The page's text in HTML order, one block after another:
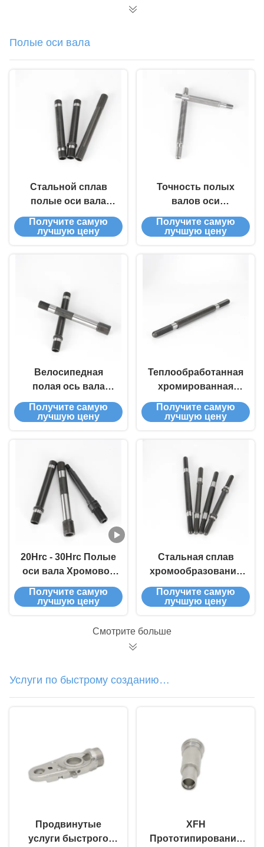
Полые оси вала
Стальной сплав
полые оси вала
Толерантность
точности до 0,005
Получите самую
лучшую цену
Точность полых
валов оси
индивидуальный
внутренний диаметр
Получите самую
лучшую цену
Велосипедная
полая ось вала
ржавчина
устойчивая
Получите самую
лучшую цену
Теплообработанная
хромированная
сталь твердое
валовой оси длина
Получите самую
лучшую цену
20Hrc - 30Hrc Полые
оси вала Хромовое
покрытие стали
Больший внешний
Получите самую
лучшую цену
Стальная сплав
хромообразования
вал тушения оси 45#
Сталь 1000 мм
Получите самую
лучшую цену
Смотрите больше
Услуги по быстрому созданию
прототипов
Продвинутые
услуги быстрого
XFH
Прототипирование